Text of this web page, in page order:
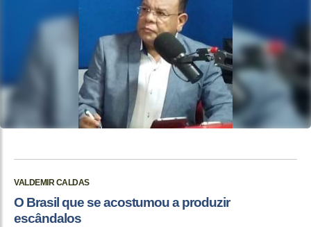
VALDEMIR CALDAS
O Brasil que se acostumou a produzir
escândalos